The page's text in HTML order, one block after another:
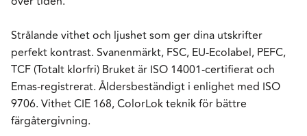
Strålande vithet och ljushet som ger dina utskrifter
perfekt kontrast. Svanenmärkt, FSC, EU-Ecolabel, PEFC,
TCF (Totalt klorfri) Bruket är ISO 14001-certifierat och
Emas-registrerat. Åldersbeständigt i enlighet med ISO
9706. Vithet CIE 168, ColorLok teknik för bättre
färgåtergivning.